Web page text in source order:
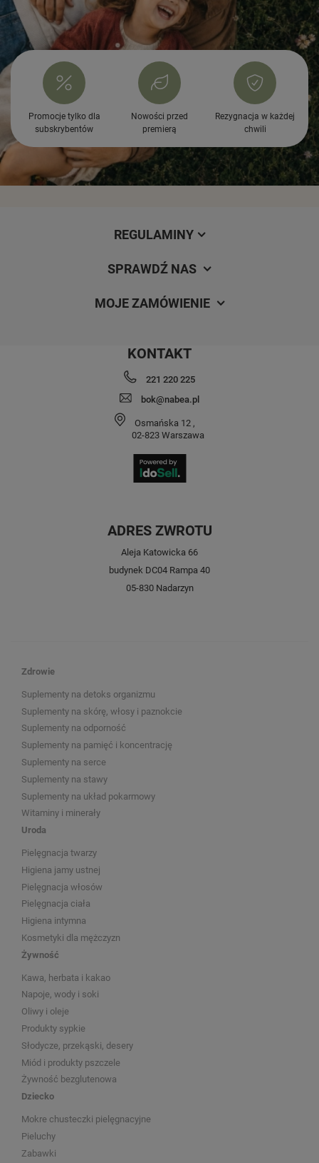
Promocje tylko dla
subskrybentów
Nowości przed
premierą
Rezygnacja w każdej
chwili
REGULAMINY
SPRAWDŹ NAS
MOJE ZAMÓWIENIE
KONTAKT
221 220 225
bok@nabea.pl
Osmańska 12 ,
02-823 Warszawa
ADRES ZWROTU
Aleja Katowicka 66
budynek DC04 Rampa 40
05-830 Nadarzyn
Zdrowie
Suplementy na detoks organizmu
Suplementy na skórę, włosy i paznokcie
Suplementy na odporność
Suplementy na pamięć i koncentrację
Suplementy na serce
Suplementy na stawy
Suplementy na układ pokarmowy
Witaminy i minerały
Uroda
Pielęgnacja twarzy
Higiena jamy ustnej
Pielęgnacja włosów
Pielęgnacja ciała
Higiena intymna
Kosmetyki dla mężczyzn
Żywność
Kawa, herbata i kakao
Napoje, wody i soki
Oliwy i oleje
Produkty sypkie
Słodycze, przekąski, desery
Miód i produkty pszczele
Żywność bezglutenowa
Dziecko
Mokre chusteczki pielęgnacyjne
Pieluchy
Zabawki